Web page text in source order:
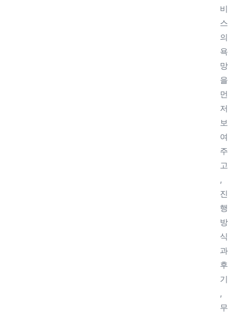
비
스
의
욕
망
을
먼
저
보
여
주
고
,
진
행
방
식
과
후
기
,
무